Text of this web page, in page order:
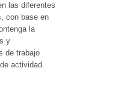
las diferentes
con base en
la
y
de trabajo
actividad.